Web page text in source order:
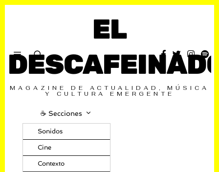
EL
MAGAZINE DE ACTUALIDAD, MÚSICA
Y CULTURA EMERGENTE
☕️ Secciones
Sonidos
Cine
Contexto